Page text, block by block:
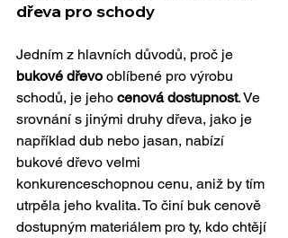
dřeva pro schody
Jedním z hlavních důvodů, proč je
bukové dřevo oblíbené pro výrobu
schodů, je jeho cenová dostupnost. Ve
srovnání s jinými druhy dřeva, jako je
například dub nebo jasan, nabízí
bukové dřevo velmi
konkurenceschopnou cenu, aniž by tím
utrpěla jeho kvalita. To činí buk cenově
dostupným materiálem pro ty, kdo chtějí